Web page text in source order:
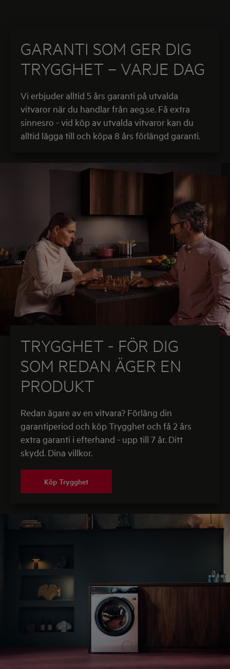
GARANTI SOM GER DIG
TRYGGHET – VARJE DAG
Vi erbjuder alltid 5 års garanti på utvalda
vitvaror när du handlar från aeg.se. Få extra
sinnesro - vid köp av utvalda vitvaror kan du
alltid lägga till och köpa 8 års förlängd garanti.
TRYGGHET - FÖR DIG
SOM REDAN ÄGER EN
PRODUKT
Redan ägare av en vitvara? Förläng din
garantiperiod och köp Trygghet och få 2 års
extra garanti i efterhand - upp till 7 år. Ditt
skydd. Dina villkor.
Köp Trygghet